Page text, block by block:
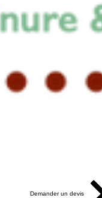
Demander un devis